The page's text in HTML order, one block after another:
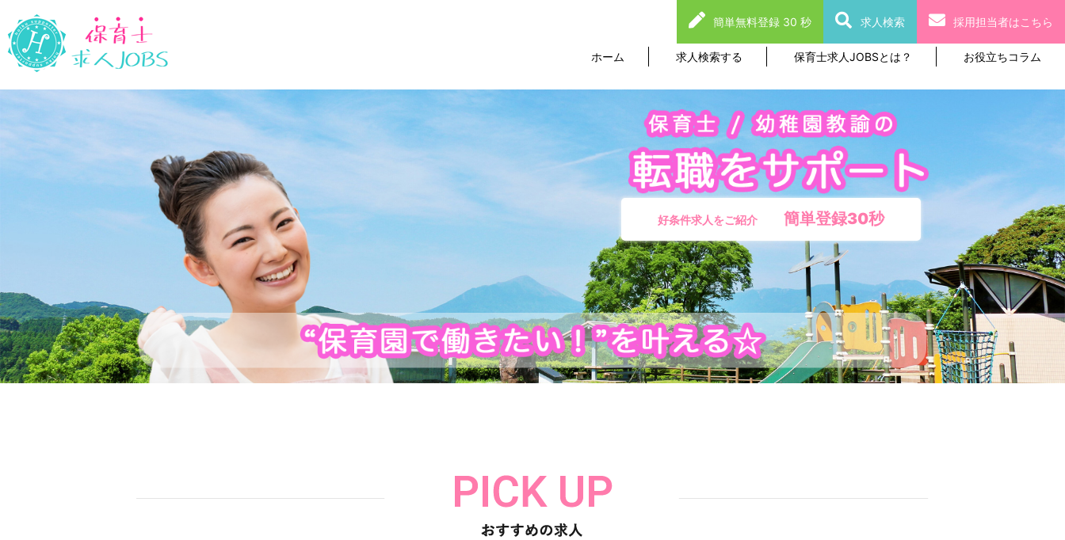
ホーム 求人検索する 保育士求人JOBSとは？ お役立ちコラム
簡単無料登録 30 秒 求人検索 採用担当者はこちら
好条件求人をご紹介 簡単登録30秒